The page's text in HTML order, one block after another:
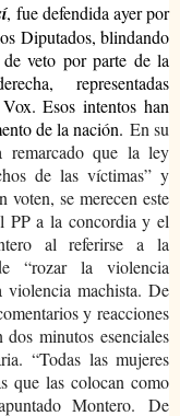
, fue defendida ayer por
Diputados, blindando
veto por parte de la
representadas
Esos intentos han
de la nación. En su
remarcado que la ley
de las víctimas” y
voten, se merecen este
PP a la concordia y el
al referirse a la
“rozar la violencia
violencia machista. De
y reacciones
dos minutos esenciales
“Todas las mujeres
que las colocan como
Montero. De